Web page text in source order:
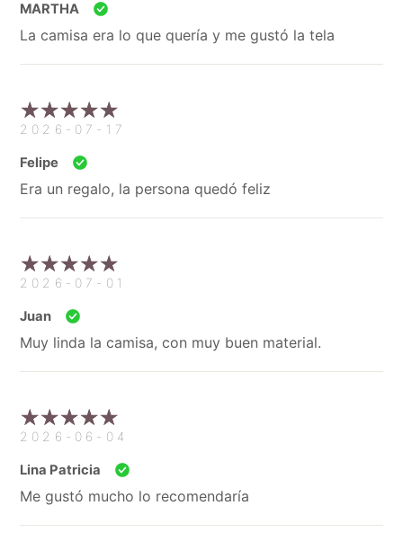
MARTHA
La camisa era lo que quería y me gustó la tela
2026-07-17
Felipe
Era un regalo, la persona quedó feliz
2026-07-01
Juan
Muy linda la camisa, con muy buen material.
2026-06-04
Lina Patricia
Me gustó mucho lo recomendaría